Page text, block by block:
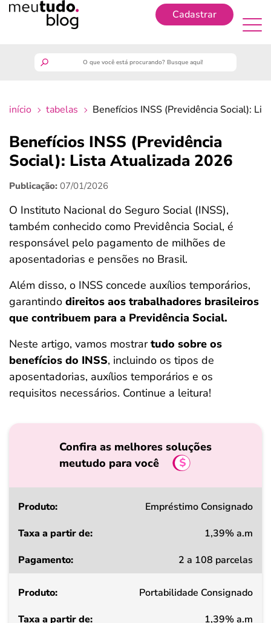
Cadastrar
finanças
benefícios
crédito fácil
últimas notícias
ferramentas
início tabelas Benefícios INSS (Previdência Social):
Benefícios INSS (Previdência
Social): Lista Atualizada 2026
Publicação: 07/01/2026
O Instituto Nacional do Seguro Social (INSS),
também conhecido como Previdência Social, é
responsável pelo pagamento de milhões de
aposentadorias e pensões no Brasil.
Além disso, o INSS concede auxílios temporários,
garantindo direitos aos trabalhadores brasileiros
que contribuem para a Previdência Social.
Neste artigo, vamos mostrartudo sobre os
benefícios do INSS, incluindo os tipos de
aposentadorias, auxílios temporários e os
requisitos necessários. Continue a leitura!
Confira as melhores soluções
meutudo para você
Produto
a
de
Empréstimo Consignado
1,39% a.m
2 a 108 parcelas
Portabilidade Consignado
1,39% a.m